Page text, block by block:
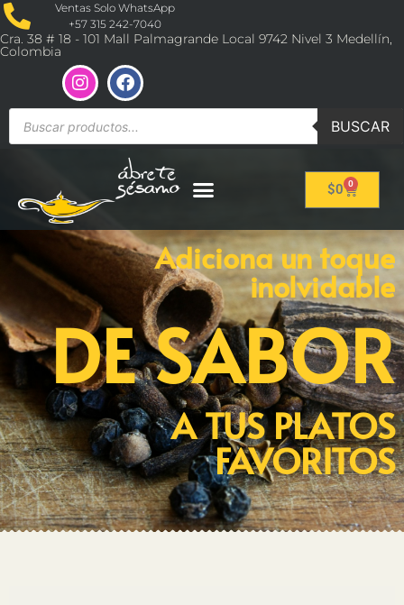
Ventas Solo WhatsApp
+57 315 242-7040
Cra. 38 # 18 - 101 Mall Palmagrande Local 9742 Nivel 3 Medellín,
Colombia
BUSCAR
$0 0
Adiciona un toque
inolvidable
DE SABOR
A TUS PLATOS
FAVORITOS